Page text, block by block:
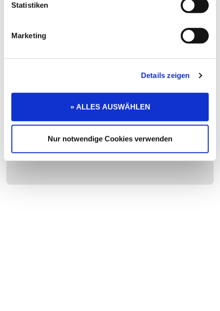
Statistiken
Marketing
Details zeigen
» ALLES AUSWÄHLEN
Nur notwendige Cookies verwenden